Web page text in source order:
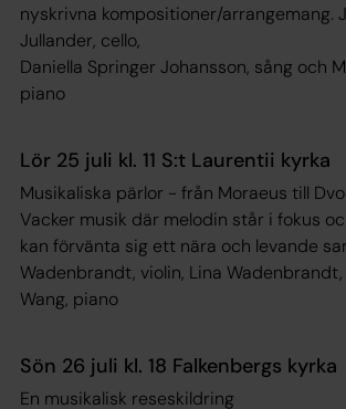
nyskrivna kompositioner/arrangemang.
Jullander, cello,
Daniella Springer Johansson, sång och
piano
Lör 25 juli kl. 11 S:t Laurentii kyrka
Musikaliska pärlor - från Moraeus till
Vacker musik där melodin står i fokus
kan förvänta sig ett nära och levande
Wadenbrandt, violin, Lina Wadenbrandt,
Wang, piano
Sön 26 juli kl. 18 Falkenbergs kyrka
En musikalisk reseskildring